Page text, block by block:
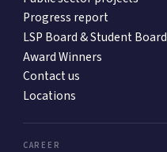
Progress report
LSP Board & Student Board
Award Winners
Contact us
Locations
CAREER